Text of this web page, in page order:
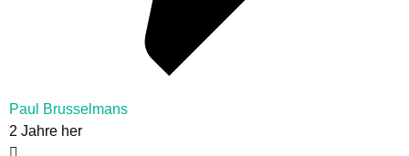
Paul Brusselmans
2 Jahre her